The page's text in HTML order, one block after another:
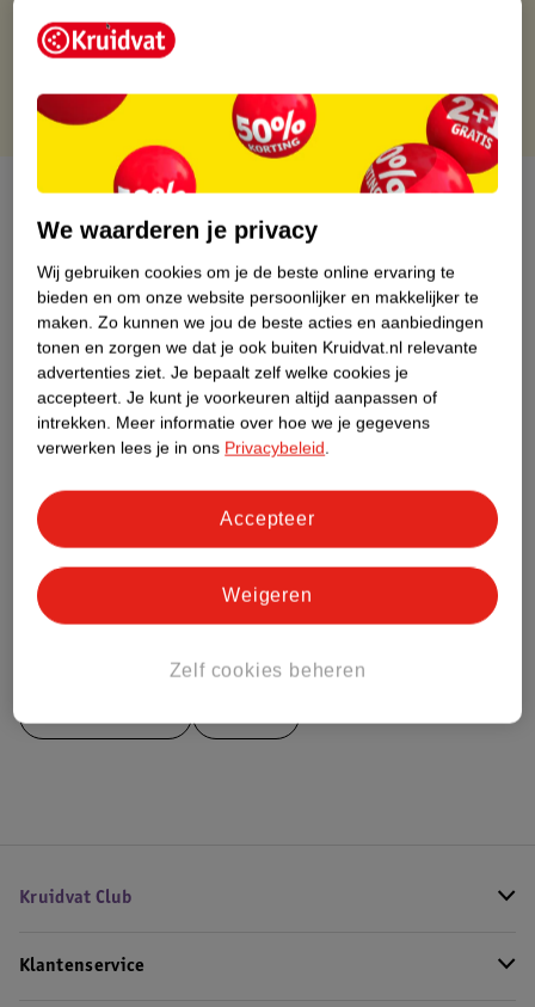
Gratis punten met je Kruidvat kaart
Over dit product
Productinformatie
Etiketinformatie
Nature Impact Score
Dit product heeft (nog) geen Nature
Impact Score.
Bestel & Bezorginformatie
Kruidvat Club
Klantenservice
We waarderen je privacy
Wij gebruiken cookies om je de beste online ervaring te
bieden en om onze website persoonlijker en makkelijker te
maken. Zo kunnen we jou de beste acties en aanbiedingen
tonen en zorgen we dat je ook buiten Kruidvat.nl relevante
advertenties ziet. Je bepaalt zelf welke cookies je
accepteert. Je kunt je voorkeuren altijd aanpassen of
intrekken. Meer informatie over hoe we je gegevens
verwerken lees je in ons Privacybeleid.
Zelf cookies beheren
Weigeren
Accepteer